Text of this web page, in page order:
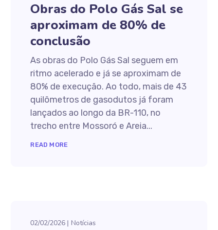
Obras do Polo Gás Sal se
aproximam de 80% de
conclusão
As obras do Polo Gás Sal seguem em
ritmo acelerado e já se aproximam de
80% de execução. Ao todo, mais de 43
quilômetros de gasodutos já foram
lançados ao longo da BR-110, no
trecho entre Mossoró e Areia...
READ MORE
02/02/2026 Notícias